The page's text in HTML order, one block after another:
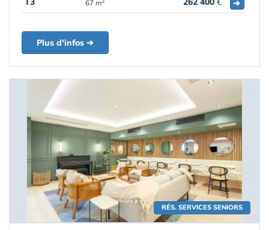
67 m ➔
Plus d'infos ➔
RÉS. SERVICES SENIORS